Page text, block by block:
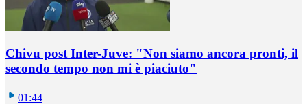
Chivu post Inter-Juve: "Non siamo ancora pronti, il
secondo tempo non mi è piaciuto"
01:44